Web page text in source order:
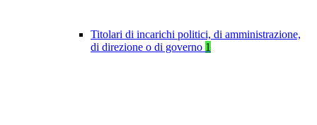
Titolari di incarichi politici, di amministrazione,
di direzione o di governo 1